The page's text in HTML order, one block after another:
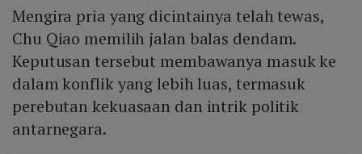
Mengira pria yang dicintainya telah tewas,
Chu Qiao memilih jalan balas dendam.
Keputusan tersebut membawanya masuk ke
dalam konflik yang lebih luas, termasuk
perebutan kekuasaan dan intrik politik
antarnegara.